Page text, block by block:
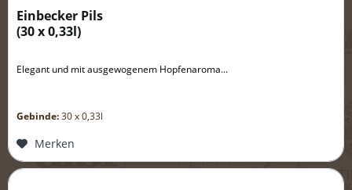
Einbecker Pils
(30 x 0,33l)
Elegant und mit ausgewogenem Hopfenaroma...
Gebinde:30 x 0,33l
Merken